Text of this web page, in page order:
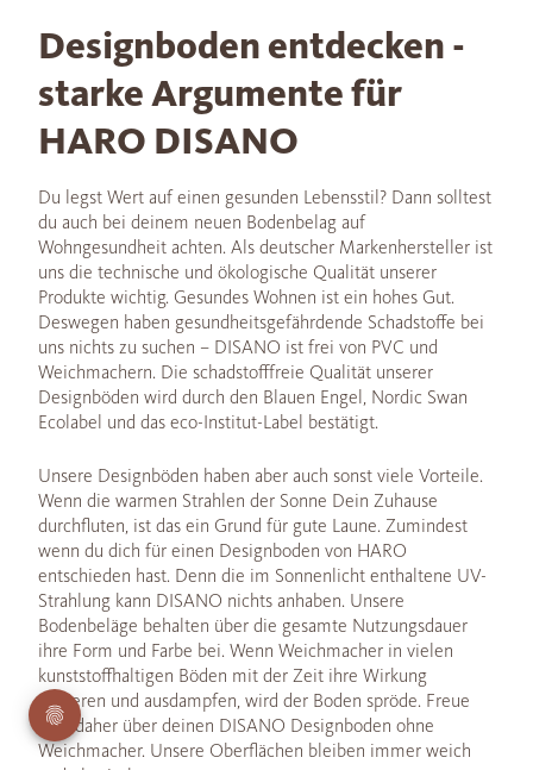
Designboden entdecken -
starke Argumente für
HARO DISANO
Du legst Wert auf einen gesunden Lebensstil? Dann solltest
du auch bei deinem neuen Bodenbelag auf
Wohngesundheit achten. Als deutscher Markenhersteller ist
uns die technische und ökologische Qualität unserer
Produkte wichtig. Gesundes Wohnen ist ein hohes Gut.
Deswegen haben gesundheitsgefährdende Schadstoffe bei
uns nichts zu suchen – DISANO ist frei von PVC und
Weichmachern. Die schadstofffreie Qualität unserer
Designböden wird durch den Blauen Engel, Nordic Swan
Ecolabel und das eco-Institut-Label bestätigt.
Unsere Designböden haben aber auch sonst viele Vorteile.
Wenn die warmen Strahlen der Sonne Dein Zuhause
durchfluten, ist das ein Grund für gute Laune. Zumindest
wenn du dich für einen Designboden von HARO
entschieden hast. Denn die im Sonnenlicht enthaltene UV-
Strahlung kann DISANO nichts anhaben. Unsere
Bodenbeläge behalten über die gesamte Nutzungsdauer
ihre Form und Farbe bei. Wenn Weichmacher in vielen
kunststoffhaltigen Böden mit der Zeit ihre Wirkung
verlieren und ausdampfen, wird der Boden spröde. Freue
dich daher über deinen DISANO Designboden ohne
Weichmacher. Unsere Oberflächen bleiben immer weich